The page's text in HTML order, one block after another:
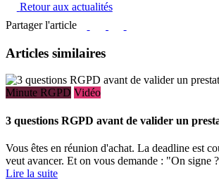
Retour aux actualités
Partager l'article
Articles similaires
Minute RGPD Vidéo
3 questions RGPD avant de valider un
Vous êtes en réunion d'achat. La deadline est
veut avancer. Et on vous demande : "On signe
Lire la suite